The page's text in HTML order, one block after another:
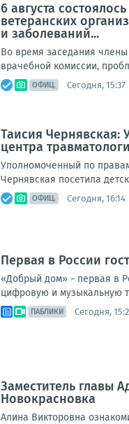
6 августа
ветеранских
и заболеваний...
Во время заседания
врачебной комиссии,
ОФИЦ. Сегодня, 15:37
Таисия Чернявская:
центра
Уполномоченный по
Чернявская посетила
ОФИЦ. Сегодня, 16:14
Первая в России
«Добрый дом» - первая в
цифровую и музыкальную
ПАБЛИКИ Сегодня,
Заместитель главы
Новокрасновка
Алина Викторовна